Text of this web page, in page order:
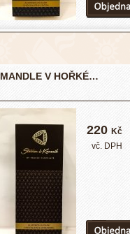
MANDLE V HOŘKÉ…
220 Kč
vč. DPH